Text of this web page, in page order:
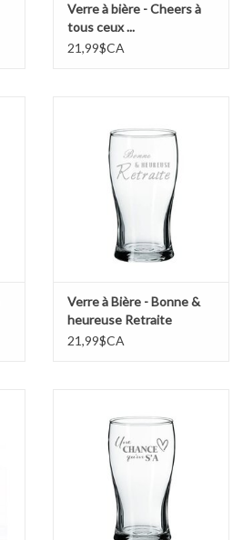
Verre à bière - Cheers à
tous ceux ...
21,99$CA
Verre à Bière - Bonne &
heureuse Retraite
21,99$CA